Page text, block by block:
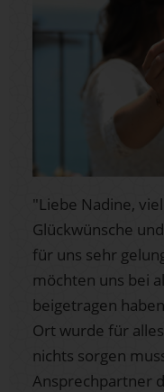
"Liebe Nadine,
Glückwünsche
für uns sehr
möchten uns bei
beigetragen
Ort wurde für
nichts sorgen
Ansprechpartner